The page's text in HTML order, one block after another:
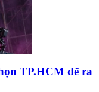
TP.HCM để ra